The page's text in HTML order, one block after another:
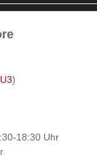
)
18:30 Uhr